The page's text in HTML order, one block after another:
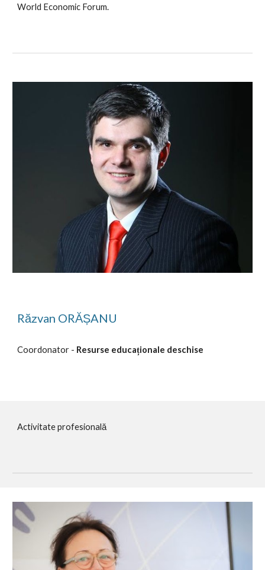
World Economic Forum.
Răzvan ORĂȘANU
Coordonator - Resurse educaționale deschise
Activitate profesională